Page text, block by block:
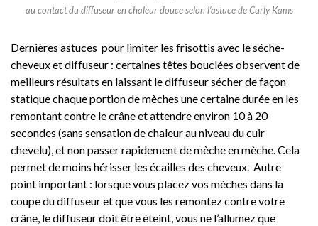
au contact du diffuseur en chaleur douce selon l’astuce de Curly Kams
Dernières astuces pour limiter les frisottis avec le séche-
cheveux et diffuseur : certaines têtes bouclées observent de
meilleurs résultats en laissant le diffuseur sécher de façon
statique chaque portion de mèches une certaine durée en les
remontant contre le crâne et attendre environ 10 à 20
secondes (sans sensation de chaleur au niveau du cuir
chevelu), et non passer rapidement de mèche en mèche. Cela
permet de moins hérisser les écailles des cheveux. Autre
point important : lorsque vous placez vos mèches dans la
coupe du diffuseur et que vous les remontez contre votre
crâne, le diffuseur doit être éteint, vous ne l’allumez que